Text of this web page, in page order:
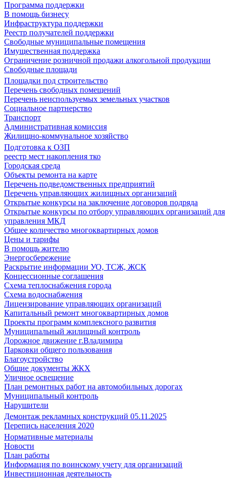
Программа поддержки
В помощь бизнесу
Инфраструктура поддержки
Реестр получателей поддержки
Свободные муниципальные помещения
Имущественная поддержка
Ограничение розничной продажи алкогольной продукции
Свободные площади
Площадки под строительство
Перечень свободных помещений
Перечень неиспользуемых земельных участков
Социальное партнерство
Транспорт
Административная комиссия
Жилищно-коммунальное хозяйство
Подготовка к ОЗП
реестр мест накопления тко
Городская среда
Объекты ремонта на карте
Перечень подведомственных предприятий
Перечень управляющих жилищных организаций
Открытые конкурсы на заключение договоров подряда
Открытые конкурсы по отбору управляющих организаций для
управления МКД
Общее количество многоквартирных домов
Цены и тарифы
В помощь жителю
Энергосбережение
Раскрытие информации УО, ТСЖ, ЖСК
Концессионные соглашения
Схема теплоснабжения города
Схема водоснабжения
Лицензирование управляющих организаций
Капитальный ремонт многоквартирных домов
Проекты программ комплексного развития
Муниципальный жилищный контроль
Дорожное движение г.Владимира
Парковки общего пользования
Благоустройство
Общие документы ЖКХ
Уличное освещение
План ремонтных работ на автомобильных дорогах
Муниципальный контроль
Нарушители
Демонтаж рекламных конструкций 05.11.2025
Перепись населения 2020
Нормативные материалы
Новости
План работы
Информация по воинскому учету для организаций
Инвестиционная деятельность